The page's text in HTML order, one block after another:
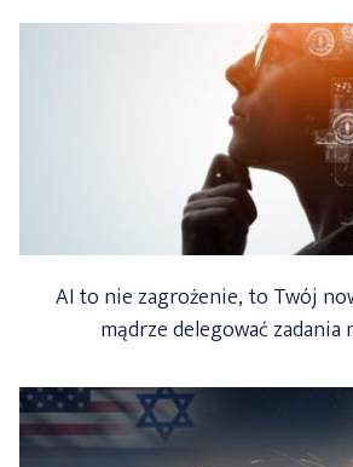
AI to nie zagrożenie, to Twój
mądrze delegować zadania